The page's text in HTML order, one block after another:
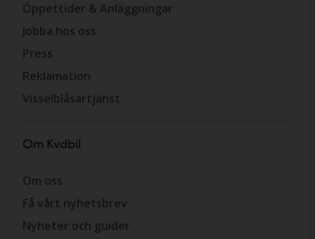
Öppettider & Anläggningar
Jobba hos oss
Press
Reklamation
Visselblåsartjänst
Om Kvdbil
Om oss
Få vårt nyhetsbrev
Nyheter och guider